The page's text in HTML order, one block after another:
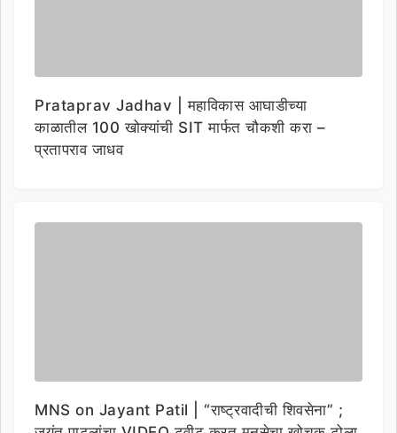
Prataprav Jadhav | महाविकास आघाडीच्या
काळातील 100 खोक्यांची SIT मार्फत चौकशी करा –
प्रतापराव जाधव
MNS on Jayant Patil | “राष्ट्रवादीची शिवसेना” ;